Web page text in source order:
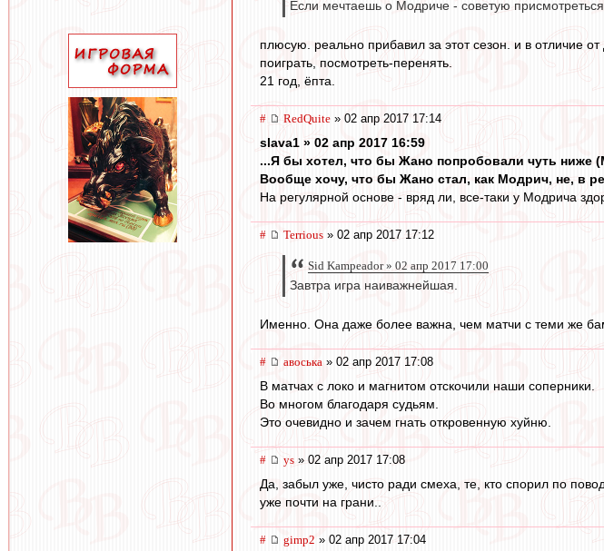
Если мечтаешь о Модриче - советую присмотреться
плюсую. реально прибавил за этот сезон. и в отличие
поиграть, посмотреть-перенять.
21 год, ёпта.
# RedQuite » 02 апр 2017 17:14
slava1 » 02 апр 2017 16:59
...Я бы хотел, что бы Жано попробовали чуть ниже
Вообще хочу, что бы Жано стал, как Модрич, не, в
На регулярной основе - вряд ли, все-таки у Модрича
# Terrious » 02 апр 2017 17:12
Sid Kampeador » 02 апр 2017 17:00
Завтра игра наиважнейшая.
Именно. Она даже более важна, чем матчи с теми же
# авоська » 02 апр 2017 17:08
В матчах с локо и магнитом отскочили наши соперники.
Во многом благодаря судьям.
Это очевидно и зачем гнать откровенную хуйню.
# ys » 02 апр 2017 17:08
Да, забыл уже, чисто ради смеха, те, кто спорил по
уже почти на грани..
# gimp2 » 02 апр 2017 17:04